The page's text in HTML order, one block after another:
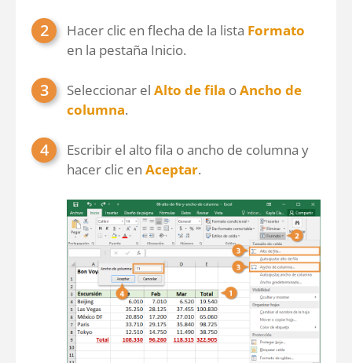
Hacer clic en flecha de la lista Formato
en la pestaña Inicio.
Seleccionar el Alto de fila oAncho de
columna.
Escribir el alto fila o ancho de columna y
hacer clic en Aceptar.